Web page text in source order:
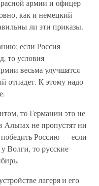
армии и офицер
как и немецкий
ли эти приказы.
если Россия
то условия
весьма улучшатся
отпадет. К этому надо
то Германии это не
не пропустят ни
Россию — если
у Волги, то русские
лагеря и его